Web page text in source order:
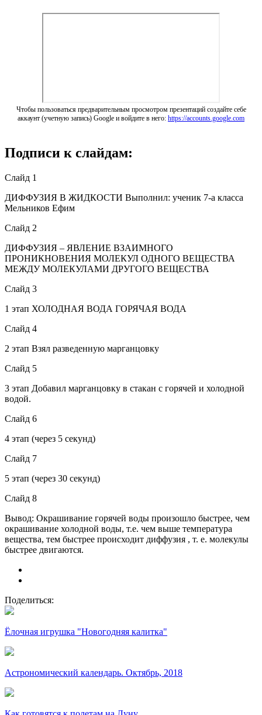
Чтобы пользоваться предварительным просмотром презентаций создайте себе
аккаунт (учетную запись) Google и войдите в него: https://accounts.google.com
Подписи к слайдам:
Слайд 1
ДИФФУЗИЯ В ЖИДКОСТИ Выполнил: ученик 7-а класса
Мельников Ефим
Слайд 2
ДИФФУЗИЯ – ЯВЛЕНИЕ ВЗАИМНОГО
ПРОНИКНОВЕНИЯ МОЛЕКУЛ ОДНОГО ВЕЩЕСТВА
МЕЖДУ МОЛЕКУЛАМИ ДРУГОГО ВЕЩЕСТВА
Слайд 3
1 этап ХОЛОДНАЯ ВОДА ГОРЯЧАЯ ВОДА
Слайд 4
2 этап Взял разведенную марганцовку
Слайд 5
3 этап Добавил марганцовку в стакан с горячей и холодной
водой.
Слайд 6
4 этап (через 5 секунд)
Слайд 7
5 этап (через 30 секунд)
Слайд 8
Вывод: Окрашивание горячей воды произошло быстрее, чем
окрашивание холодной воды, т.е. чем выше температура
вещества, тем быстрее происходит диффузия , т. е. молекулы
быстрее двигаются.
Поделиться:
Ёлочная игрушка "Новогодняя калитка"
Астрономический календарь. Октябрь, 2018